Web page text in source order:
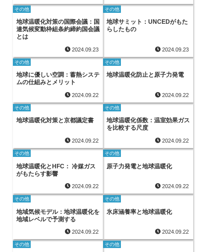
その他
地球温暖化対策の国際会議：国
連気候変動枠組条約締約国会議
とは
2024.09.23
その他
地球サミット：UNCEDがもた
らしたもの
2024.09.23
その他
地球に優しい空調：蓄熱システ
ムの仕組みとメリット
2024.09.22
その他
地球温暖化防止と原子力発電
2024.09.22
その他
地球温暖化対策と京都議定書
2024.09.22
その他
地球温暖化係数：温室効果ガス
を比較する尺度
2024.09.22
その他
地球温暖化とHFC： 冷媒ガス
がもたらす影響
2024.09.22
その他
原子力発電と地球温暖化
2024.09.22
その他
地域気候モデル：地球温暖化を
地域レベルで予測する
2024.09.22
その他
氷床涵養率と地球温暖化
2024.09.22
その他 その他